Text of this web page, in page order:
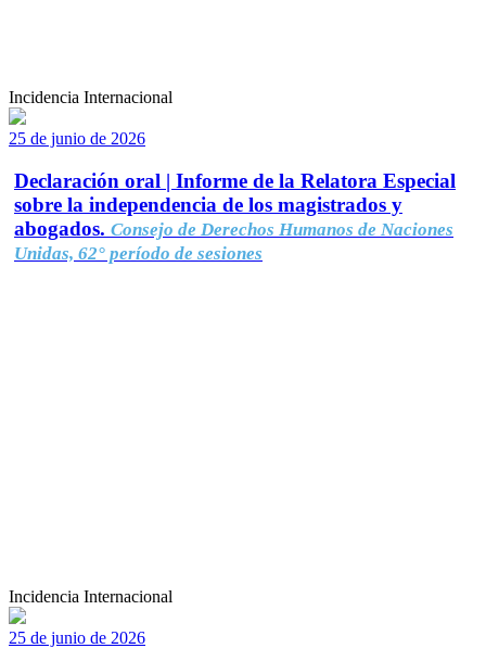
Incidencia Internacional
25 de junio de 2026
Declaración oral | Informe de la Relatora Especial
sobre la independencia de los magistrados y
abogados. Consejo de Derechos Humanos de Naciones
Unidas, 62° período de sesiones
Incidencia Internacional
25 de junio de 2026